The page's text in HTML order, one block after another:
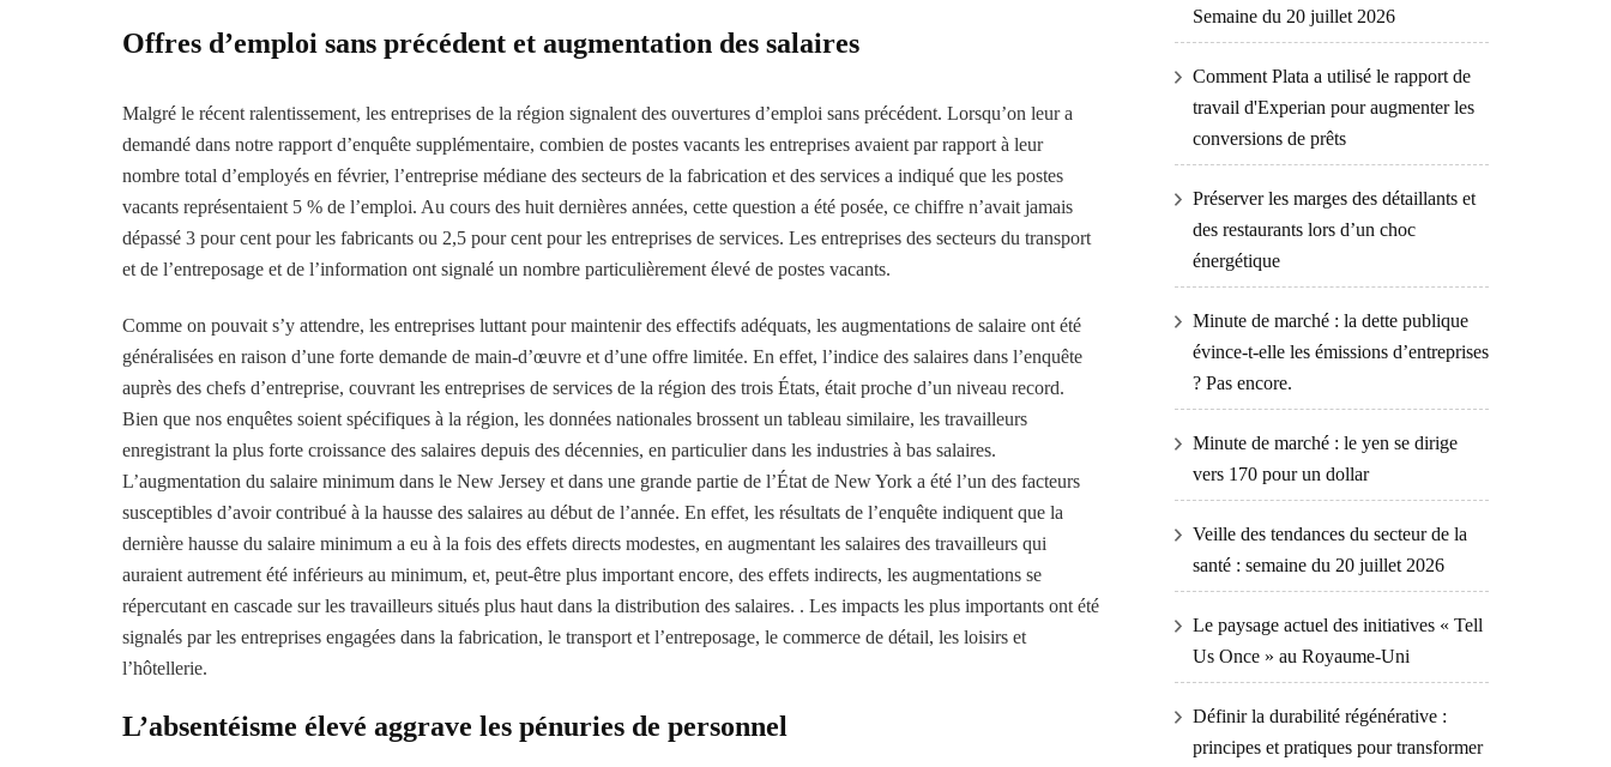
Offres d’emploi sans précédent et augmentation des salaires
Malgré le récent ralentissement, les entreprises de la région signalent des ouvertures d’emploi sans précédent. Lorsqu’on leur a
demandé dans notre rapport d’enquête supplémentaire, combien de postes vacants les entreprises avaient par rapport à leur
nombre total d’employés en février, l’entreprise médiane des secteurs de la fabrication et des services a indiqué que les postes
vacants représentaient 5 % de l’emploi. Au cours des huit dernières années, cette question a été posée, ce chiffre n’avait jamais
dépassé 3 pour cent pour les fabricants ou 2,5 pour cent pour les entreprises de services. Les entreprises des secteurs du transport
et de l’entreposage et de l’information ont signalé un nombre particulièrement élevé de postes vacants.
Comme on pouvait s’y attendre, les entreprises luttant pour maintenir des effectifs adéquats, les augmentations de salaire ont été
généralisées en raison d’une forte demande de main-d’œuvre et d’une offre limitée. En effet, l’indice des salaires dans l’enquête
auprès des chefs d’entreprise, couvrant les entreprises de services de la région des trois États, était proche d’un niveau record.
Bien que nos enquêtes soient spécifiques à la région, les données nationales brossent un tableau similaire, les travailleurs
enregistrant la plus forte croissance des salaires depuis des décennies, en particulier dans les industries à bas salaires.
L’augmentation du salaire minimum dans le New Jersey et dans une grande partie de l’État de New York a été l’un des facteurs
susceptibles d’avoir contribué à la hausse des salaires au début de l’année. En effet, les résultats de l’enquête indiquent que la
dernière hausse du salaire minimum a eu à la fois des effets directs modestes, en augmentant les salaires des travailleurs qui
auraient autrement été inférieurs au minimum, et, peut-être plus important encore, des effets indirects, les augmentations se
répercutant en cascade sur les travailleurs situés plus haut dans la distribution des salaires. . Les impacts les plus importants ont été
signalés par les entreprises engagées dans la fabrication, le transport et l’entreposage, le commerce de détail, les loisirs et
l’hôtellerie.
L’absentéisme élevé aggrave les pénuries de personnel
Semaine du 20 juillet 2026
Comment Plata a utilisé le rapport de
travail d'Experian pour augmenter les
conversions de prêts
Préserver les marges des détaillants et
des restaurants lors d’un choc
énergétique
Minute de marché : la dette publique
évince-t-elle les émissions d’entreprises
? Pas encore.
Minute de marché : le yen se dirige
vers 170 pour un dollar
Veille des tendances du secteur de la
santé : semaine du 20 juillet 2026
Le paysage actuel des initiatives « Tell
Us Once » au Royaume-Uni
Définir la durabilité régénérative :
principes et pratiques pour transformer